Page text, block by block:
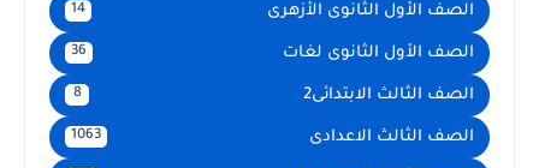
الصف الأول الثانوى الأزهرى 14
الصف الأول الثانوى لغات 36
الصف الثالث الابتدائى2 8
الصف الثالث الاعدادى 1063